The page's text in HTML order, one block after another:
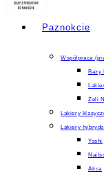
Paznokcie
Współpraca
Bazy
Żeli
Lakiery
Lakiery
Yoshi
Atica